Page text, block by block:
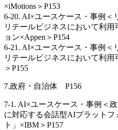
×iMotions＞P153
6-20. AI×ユースケース・事例＜
リテールビジネスにおいて利
ョン×Appen＞P154
6-21. AI×ユースケース・事例＜
リテールビジネスにおいて利用
＞P155
7.政府・自治体 P156
7-1. AI×ユースケース・事例＜
に対応する会話型AIプラットフ
ト」×IBM＞P157